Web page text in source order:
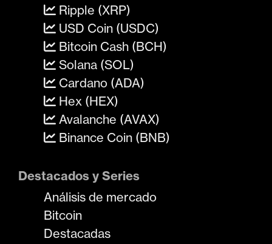
Ripple (XRP)
USD Coin (USDC)
Bitcoin Cash (BCH)
Solana (SOL)
Cardano (ADA)
Hex (HEX)
Avalanche (AVAX)
Binance Coin (BNB)
Destacados y Series
Análisis de mercado
Bitcoin
Destacadas